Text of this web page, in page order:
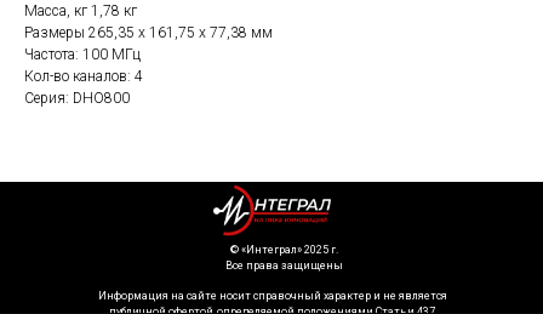
Масса, кг 1,78 кг
Размеры 265,35 х 161,75 х 77,38 мм
Частота: 100 МГц
Кол-во каналов: 4
Серия: DHO800
Информация на сайте носит справочный характер и не является
©️ «Интеграл» 2025 г.
Все права защищены